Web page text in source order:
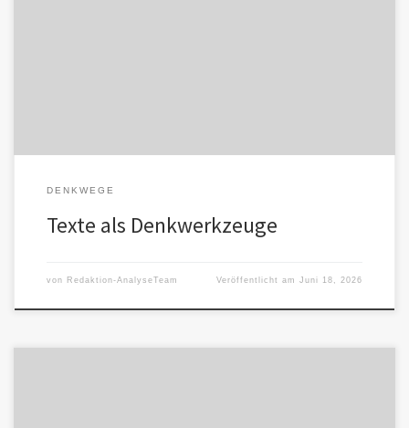
DENKWEGE
Texte als Denkwerkzeuge
von Redaktion-AnalyseTeam Veröffentlicht amJuni 18, 2026